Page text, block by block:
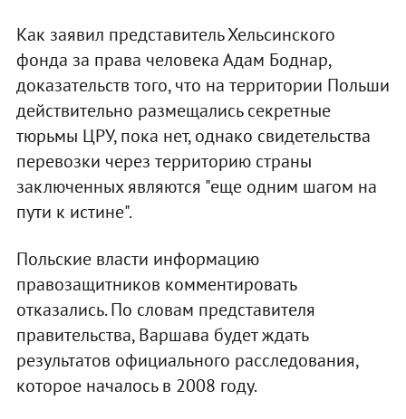
Как заявил представитель Хельсинского
фонда за права человека Адам Боднар,
доказательств того, что на территории Польши
действительно размещались секретные
тюрьмы ЦРУ, пока нет, однако свидетельства
перевозки через территорию страны
заключенных являются "еще одним шагом на
пути к истине".
Польские власти информацию
правозащитников комментировать
отказались. По словам представителя
правительства, Варшава будет ждать
результатов официального расследования,
которое началось в 2008 году.